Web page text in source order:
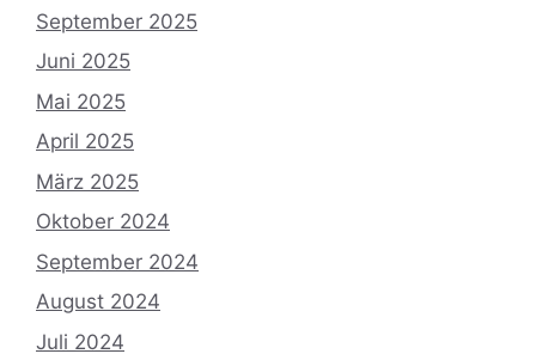
September 2025
Juni 2025
Mai 2025
April 2025
März 2025
Oktober 2024
September 2024
August 2024
Juli 2024